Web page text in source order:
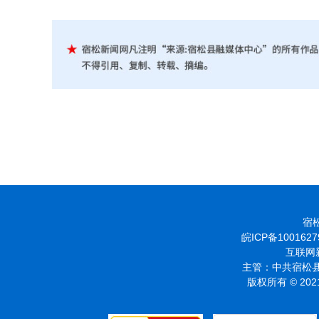
宿
皖ICP备
互联网
主管：中共宿松
版权所有 ©